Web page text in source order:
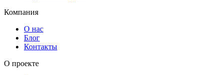
Компания
О нас
Блог
Контакты
О проекте